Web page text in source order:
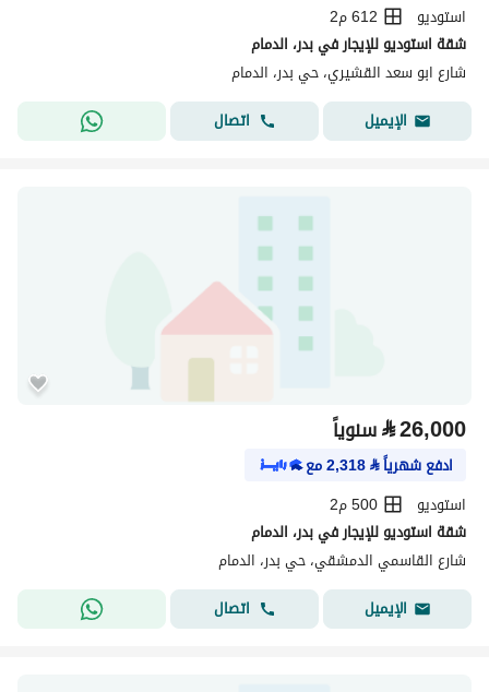
استوديو
612 م2
شقة استوديو للإيجار في بدر، الدمام
شارع ابو سعد القشيري، حي بدر، الدمام
الإيميل
اتصال
⃁26,000 سنوياً
ادفع شهرياً⃁
2,318مع
استوديو
500 م2
شقة استوديو للإيجار في بدر، الدمام
شارع القاسمي الدمشقي، حي بدر، الدمام
الإيميل
اتصال